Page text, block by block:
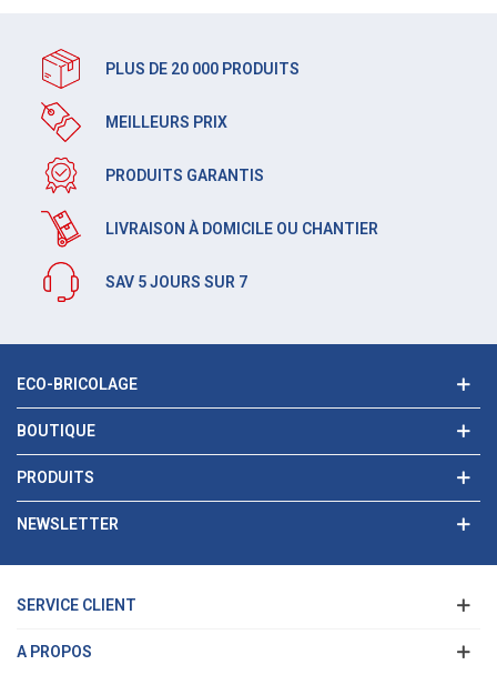
PLUS DE 20 000 PRODUITS
MEILLEURS PRIX
PRODUITS GARANTIS
LIVRAISON À DOMICILE OU CHANTIER
SAV 5 JOURS SUR 7
ECO-BRICOLAGE
BOUTIQUE
PRODUITS
NEWSLETTER
SERVICE CLIENT
A PROPOS